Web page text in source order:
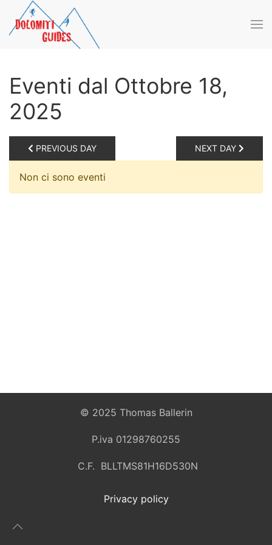
Skip to main content
Eventi dal Ottobre 18,
2025
PREVIOUS DAY NEXT DAY
Non ci sono eventi
© 2025 Thomas Ballerin
P.iva 01298760255
C.F. BLLTMS81H16D530N
Privacy policy